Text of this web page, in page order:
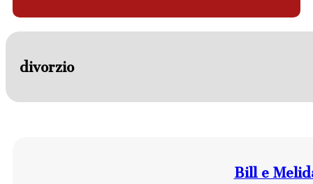
divorzio
Bill e